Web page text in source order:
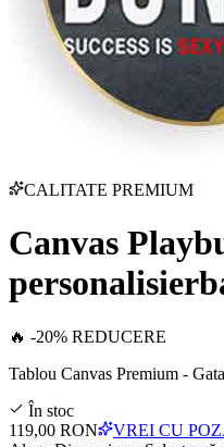
CALITATE PREMIUM
Canvas
🔥 -20% REDUCERE
Tablou Canvas Premium -
În stoc
119,00 RON
VREI CU